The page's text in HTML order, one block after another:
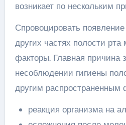
возникает по нескольким
Спровоцировать
других частях полости рта
факторы. Главная причина
несоблюдении гигиены
другим распространенным
реакция организма на